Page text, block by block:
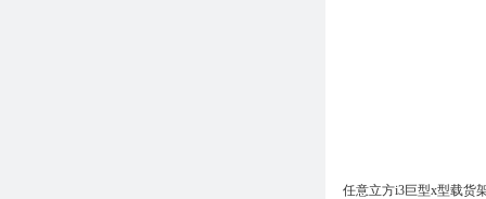
任意立方i3巨型x型载货